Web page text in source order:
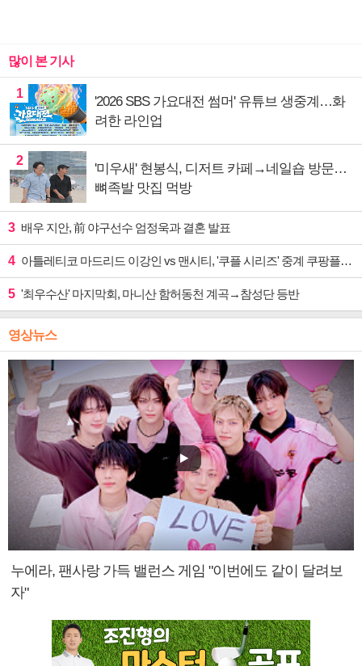
많이 본 기사
1
'2026 SBS 가요대전 썸머' 유튜브 생중계…화
려한 라인업
2
'미우새' 현봉식, 디저트 카페→네일숍 방문…
뼈족발 맛집 먹방
3 배우 지안, 前 야구선수 엄정욱과 결혼 발표
4 아틀레티코 마드리드 이강인 vs 맨시티, '쿠플 시리즈' 중계 쿠팡플레이
5 '최우수산' 마지막회, 마니산 함허동천 계곡→참성단 등반
영상뉴스
누에라, 팬사랑 가득 밸런스 게임 "이번에도 같이 달려보
자"